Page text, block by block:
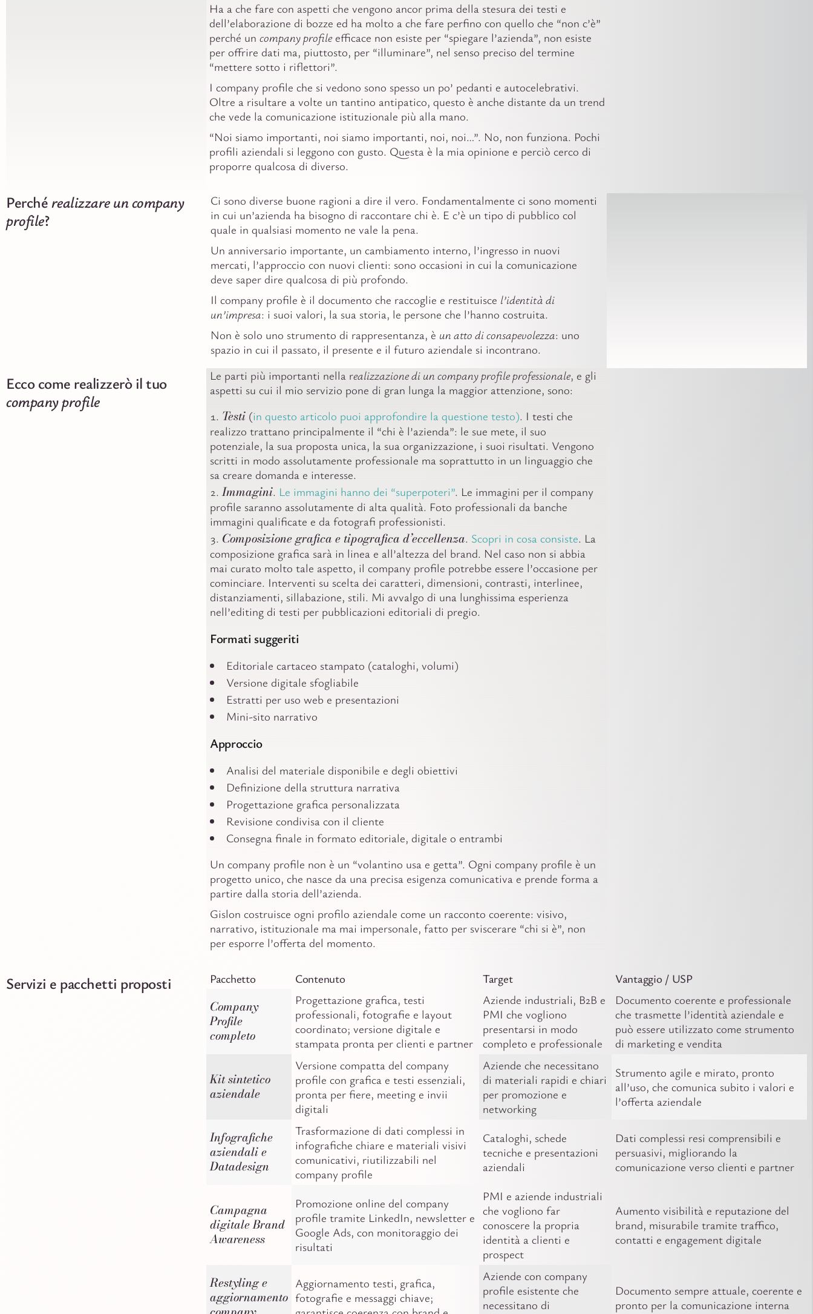
Ha a che fare con aspetti che vengono ancor prima della stesura dei testi e
dell’elaborazione di bozze ed ha molto a che fare perfino con quello che “non c’è”
perché un company profileefficace non esiste per “spiegare l’azienda”, non esiste
per offrire dati ma, piuttosto, per “illuminare”, nel senso preciso del termine
“mettere sotto i riflettori”.
I company profile che si vedono sono spesso un po’ pedanti e autocelebrativi.
Oltre a risultare a volte un tantino antipatico, questo è anche distante da un trend
che vede la comunicazione istituzionale più alla mano.
“Noi siamo importanti, noi siamo importanti, noi, noi…”. No, non funziona. Pochi
profili aziendali si leggono con gusto. Questa è la mia opinione e perciò cerco di
proporre qualcosa di diverso.
Perchérealizzare un company
profile?
Ci sono diverse buone ragioni a dire il vero. Fondamentalmente ci sono momenti
in cui un’azienda ha bisogno di raccontare chi è. E c’è un tipo di pubblico col
quale in qualsiasi momento ne vale la pena.
Un anniversario importante, un cambiamento interno, l’ingresso in nuovi
mercati, l’approccio con nuovi clienti: sono occasioni in cui la comunicazione
deve saper dire qualcosa di più profondo.
Il company profile è il documento che raccoglie e restituisce l’identità di
un’impresa: i suoi valori, la sua storia, le persone che l’hanno costruita.
Non è solo uno strumento di rappresentanza, è un atto di consapevolezza: uno
spazio in cui il passato, il presente e il futuro aziendale si incontrano.
Ecco come realizzerò il tuo
company profile
Le parti più importanti nella realizzazione di un company profile professionale, e gli
aspetti su cui il mio servizio pone di gran lunga la maggior attenzione, sono:
Testi (in questo articolo puoi approfondire la questione testo). I testi che
realizzo trattano principalmente il “chi è l’azienda”: le sue mete, il suo
potenziale, la sua proposta unica, la sua organizzazione, i suoi risultati. Vengono
scritti in modo assolutamente professionale ma soprattutto in un linguaggio che
sa creare domanda e interesse.
Immagini. Le immagini hanno dei “superpoteri”. Le immagini per il company
profile saranno assolutamente di alta qualità. Foto professionali da banche
immagini qualificate e da fotografi professionisti.
Composizione grafica e tipografica d’eccellenza. Scopri in cosa consiste. La
composizione grafica sarà in linea e all’altezza del brand. Nel caso non si abbia
mai curato molto tale aspetto, il company profile potrebbe essere l’occasione per
cominciare. Interventi su scelta dei caratteri, dimensioni, contrasti, interlinee,
distanziamenti, sillabazione, stili. Mi avvalgo di una lunghissima esperienza
nell’editing di testi per pubblicazioni editoriali di pregio.
Formati suggeriti
Editoriale cartaceo stampato (cataloghi, volumi)
Versione digitale sfogliabile
Estratti per uso web e presentazioni
Mini-sito narrativo
Approccio
Analisi del materiale disponibile e degli obiettivi
Definizione della struttura narrativa
Progettazione grafica personalizzata
Revisione condivisa con il cliente
Consegna finale in formato editoriale, digitale o entrambi
Un company profile non è un “volantino usa e getta”. Ogni company profile è un
progetto unico, che nasce da una precisa esigenza comunicativa e prende forma a
partire dalla storia dell’azienda.
Gislon costruisce ogni profilo aziendale come un racconto coerente: visivo,
narrativo, istituzionale ma mai impersonale, fatto per sviscerare “chi si è”, non
per esporre l’offerta del momento.
Servizi e pacchetti proposti Pacchetto Contenuto Target Vantaggio / USP
Company
Profile
completo
Progettazione grafica, testi
professionali, fotografie e layout
coordinato; versione digitale e
stampata pronta per clienti e partner
Aziende industriali, B2B e
PMI che vogliono
presentarsi in modo
completo e professionale
Documento coerente e professionale
che trasmette l’identità aziendale e
può essere utilizzato come strumento
di marketing e vendita
Kit sintetico
aziendale
Versione compatta del company
profile con grafica e testi essenziali,
pronta per fiere, meeting e invii
digitali
Aziende che necessitano
di materiali rapidi e chiari
per promozione e
networking
Strumento agile e mirato, pronto
all’uso, che comunica subito i valori e
l’offerta aziendale
Infografiche
aziendali e
Datadesign
Trasformazione di dati complessi in
infografiche chiare e materiali visivi
comunicativi, riutilizzabili nel
company profile
Cataloghi, schede
tecniche e presentazioni
aziendali
Dati complessi resi comprensibili e
persuasivi, migliorando la
comunicazione verso clienti e partner
Campagna
digitale Brand
Awareness
Promozione online del company
profile tramite LinkedIn, newsletter e
Google Ads, con monitoraggio dei
risultati
PMI e aziende industriali
che vogliono far
conoscere la propria
identità a clienti e
prospect
Aumento visibilità e reputazione del
brand, misurabile tramite traffico,
contatti e engagement digitale
Restyling e
aggiornamento
Aggiornamento testi, grafica,
fotografie e messaggi chiave;
Aziende con company
profile esistente che
necessitano di
Documento sempre attuale, coerente e
pronto per la comunicazione interna